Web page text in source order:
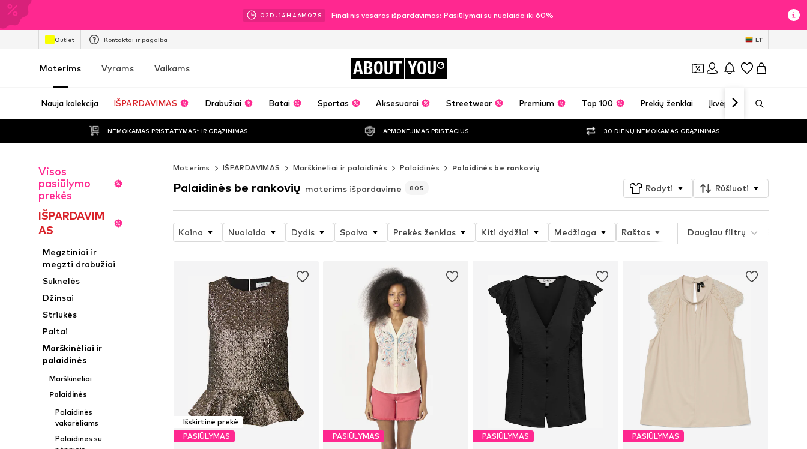
02D.14H 46M 05 S Finalinis vasaros išpardavimas: Pasiūlymai su nuolaida iki 60%
Outlet Kontaktai ir pagalba LT
Moterims Vyrams Vaikams ABOUT YOU
Nauja kolekcija IŠPARDAVIMAS Drabužiai Batai Sportas Aksesuarai Streetwear Premium Top 100 Prekių ženklai Įkvėpimas
NEMOKAMAS PRISTATYMAS* IR GRĄŽINIMAS APMOKĖJIMAS PRISTAČIUS 30 DIENŲ NEMOKAMAS GRĄŽINIMAS
Visos
pasiūlymo
prekės
IŠPARDAVIM
AS
Megztiniai ir
megzti drabužiai
Suknelės
Džinsai
Striukės
Paltai
Marškinėliai ir
palaidinės
Marškinėliai
Palaidinės
Palaidinės
vakarėliams
Palaidinės su
Moterims IŠPARDAVIMAS Marškinėliai ir palaidinės Palaidinės Palaidinės be rankovių
Palaidinės be rankovių moterims išpardavime 805 Rodyti Rūšiuoti
Kaina Nuolaida Dydis Spalva Prekės ženklas Kiti dydžiai Medžiaga Raštas Prekės savybės
Daugiau filtrų
Išskirtinė prekė
PASIŪLYMAS
PASIŪLYMAS PASIŪLYMAS PASIŪLYMAS